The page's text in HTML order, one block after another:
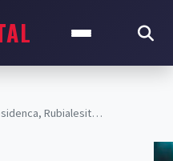
Rubialesit…